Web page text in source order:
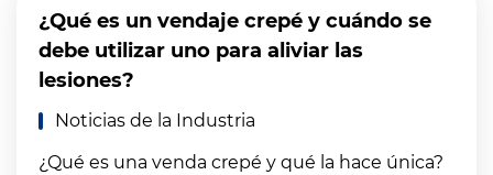
¿Qué es un vendaje crepé y cuándo se
debe utilizar uno para aliviar las
lesiones?
Noticias de la Industria
¿Qué es una venda crepé y qué la hace única?